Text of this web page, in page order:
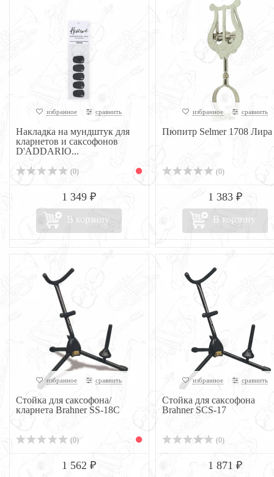
избранное сравнить
Накладка на мундштук для
кларнетов и саксофонов
D'ADDARIO...
(0)
1 349 ₽
В корзину
избранное сравнить
Пюпитр Selmer 1708 Лира
(0)
1 383 ₽
В корзину
избранное сравнить
Стойка для саксофона/
кларнета Brahner SS-18C
(0)
1 562 ₽
избранное сравнить
Стойка для саксофона
Brahner SCS-17
(0)
1 871 ₽